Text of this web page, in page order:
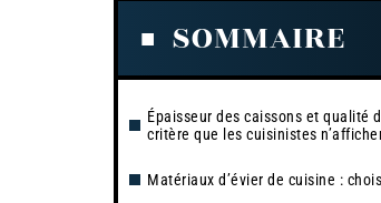
SOMMAIRE
Épaisseur des caissons et qualité
critère que les cuisinistes
Matériaux d’évier de cuisine :